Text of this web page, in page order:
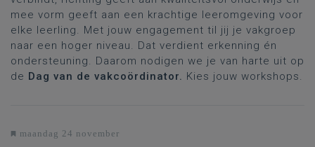
mee vorm geeft aan een krachtige leeromgeving voor
elke leerling. Met jouw engagement til jij je vakgroep
naar een hoger niveau. Dat verdient erkenning én
ondersteuning. Daarom nodigen we je van harte uit op
de Dag van de vakcoördinator. Kies jouw workshops.
maandag 24 november